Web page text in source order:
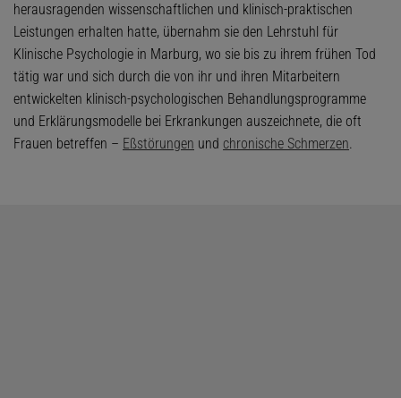
herausragenden wissenschaftlichen und klinisch-praktischen
Leistungen erhalten hatte, übernahm sie den Lehrstuhl für
Klinische Psychologie in Marburg, wo sie bis zu ihrem frühen Tod
tätig war und sich durch die von ihr und ihren Mitarbeitern
entwickelten klinisch-psychologischen Behandlungsprogramme
und Erklärungsmodelle bei Erkrankungen auszeichnete, die oft
Frauen betreffen – Eßstörungen und chronische Schmerzen.